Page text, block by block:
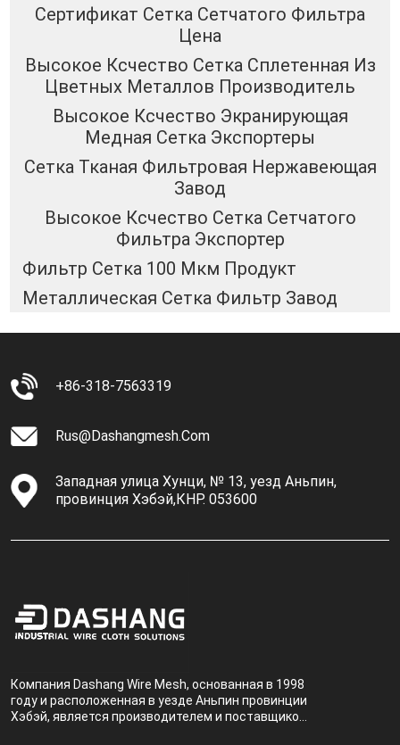
Сертификат Сетка Сетчатого Фильтра
Цена
Высокое Ксчество Сетка Сплетенная Из
Цветных Металлов Производитель
Высокое Ксчество Экранирующая
Медная Сетка Экспортеры
Сетка Тканая Фильтровая Нержавеющая
Завод
Высокое Ксчество Сетка Сетчатого
Фильтра Экспортер
Фильтр Сетка 100 Мкм Продукт
Металлическая Сетка Фильтр Завод
+86-318-7563319
Rus@dashangmesh.com
Западная улица Хунци, № 13, уезд Аньпин,
провинция Хэбэй,КНР. 053600
Компания Dashang Wire Mesh, основанная в 1998
году и расположенная в уезде Аньпин провинции
Хэбэй, является производителем и поставщиком,